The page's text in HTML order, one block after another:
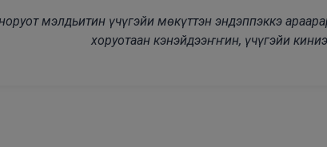
норуот мэлдьитин үчүгэйи мөкүттэн эндэппэккэ
хоруотаан кэнэйдээҥҥин, үчүгэйи